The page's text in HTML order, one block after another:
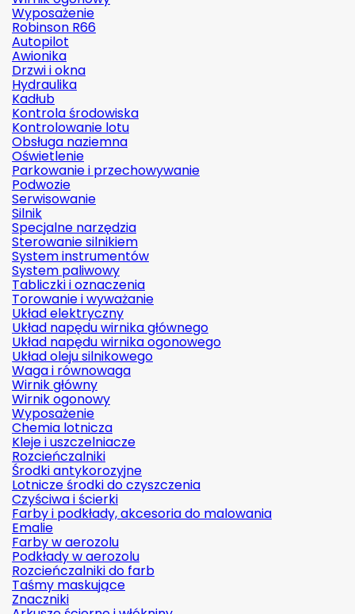
Wyposażenie
Robinson R66
Autopilot
Awionika
Drzwi i okna
Hydraulika
Kadłub
Kontrola środowiska
Kontrolowanie lotu
Obsługa naziemna
Oświetlenie
Parkowanie i przechowywanie
Podwozie
Serwisowanie
Silnik
Specjalne narzędzia
Sterowanie silnikiem
System instrumentów
System paliwowy
Tabliczki i oznaczenia
Torowanie i wyważanie
Układ elektryczny
Układ napędu wirnika głównego
Układ napędu wirnika ogonowego
Układ oleju silnikowego
Waga i równowaga
Wirnik główny
Wirnik ogonowy
Wyposażenie
Chemia lotnicza
Kleje i uszczelniacze
Rozcieńczalniki
Środki antykorozyjne
Lotnicze środki do czyszczenia
Czyściwa i ścierki
Farby i podkłady, akcesoria do malowania
Emalie
Farby w aerozolu
Podkłady w aerozolu
Rozcieńczalniki do farb
Taśmy maskujące
Znaczniki